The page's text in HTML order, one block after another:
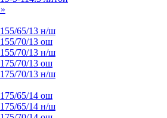
»
155/65/13 н/ш
155/70/13 ош
155/70/13 н/ш
175/70/13 ош
175/70/13 н/ш
175/65/14 ош
175/65/14 н/ш